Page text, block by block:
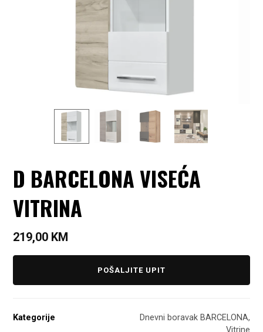
D BARCELONA VISEĆA
VITRINA
219,00 KM
POŠALJITE UPIT
Kategorije Dnevni boravak BARCELONA,
Vitrine